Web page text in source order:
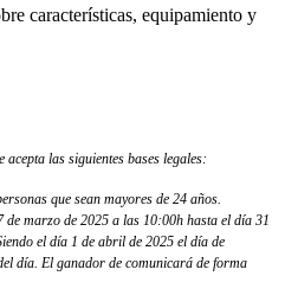
características, equipamiento y
las siguientes bases legales:
que sean mayores de 24 años.
de marzo de 2025 a las 10:00h hasta el día 31
el día 1 de abril de 2025 el día de
día. El ganador de comunicará de forma